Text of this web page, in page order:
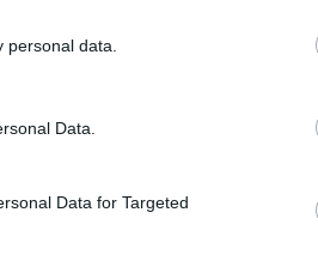
adicional de su información
de la IAB.
data.
Data.
Data for Targeted
en su primer